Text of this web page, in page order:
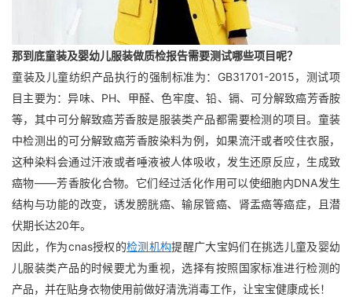
那到底童装及婴幼儿服装做质检报告需要测试哪些项目呢？
童装及儿童纺织产品执行的强制标准为：GB31701-2015，测试项
目主要为：异味、PH、甲醛、色牢度、铅、镉、可分解致癌芳香胺
等，其中可分解致癌芳香胺是服装类产品都需要检测的项目。童装
中检测出的可分解致癌芳香胺染料为例，如果流汗或者咬住衣服，
这种染料会通过汗液或者唾液被人体吸收，发生还原反应，生成致
癌物——芳香胺化合物。它们经过活化作用可以使细胞内DNA发生
结构与功能的改变，诱发膀胱癌、输尿管癌、肾盂癌等癌症，且潜
伏期长达20年。
因此，作为cnas授权的检测机构提醒广大宝妈们在挑选儿童及婴幼
儿服装类产品的时候要尤为重视，选择有按照国家标准进行检测的
产品，并在贴身衣物使用前做好清洗消毒工作，让宝宝健康成长！